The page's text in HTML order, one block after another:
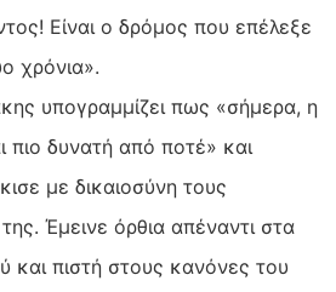
Είναι ο δρόμος που επέλεξε
χρόνια».
υπογραμμίζει πως «σήμερα, η
πιο δυνατή από ποτέ» και
με δικαιοσύνη τους
Έμεινε όρθια απέναντι στα
και πιστή στους κανόνες του